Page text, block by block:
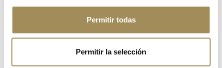
Permitir todas
Permitir la selección